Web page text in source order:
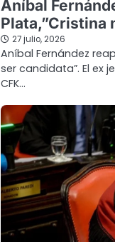
Aníbal
Plata,”Cristina
27 julio, 2026
Aníbal Fernández
ser candidata”. El ex
CFK…